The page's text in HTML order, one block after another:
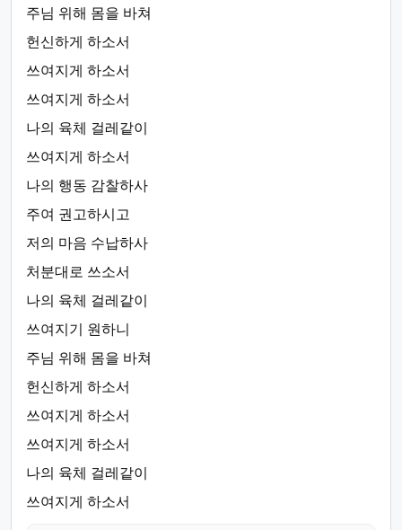
주님 위해 몸을 바쳐
헌신하게 하소서
쓰여지게 하소서
쓰여지게 하소서
나의 육체 걸레같이
쓰여지게 하소서
나의 행동 감찰하사
주여 권고하시고
저의 마음 수납하사
처분대로 쓰소서
나의 육체 걸레같이
쓰여지기 원하니
주님 위해 몸을 바쳐
헌신하게 하소서
쓰여지게 하소서
쓰여지게 하소서
나의 육체 걸레같이
쓰여지게 하소서